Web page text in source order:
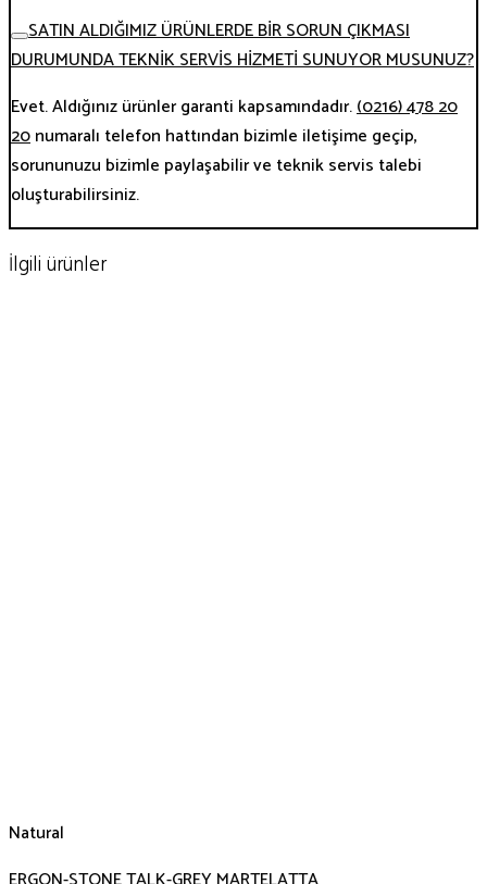
SATIN ALDIĞIMIZ ÜRÜNLERDE BİR SORUN ÇIKMASI
DURUMUNDA TEKNİK SERVİS HİZMETİ SUNUYOR MUSUNUZ?
Evet. Aldığınız ürünler garanti kapsamındadır.(0216) 478 20
20numaralı telefon hattından bizimle iletişime geçip,
sorununuzu bizimle paylaşabilir ve teknik servis talebi
oluşturabilirsiniz.
İlgili ürünler
Natural